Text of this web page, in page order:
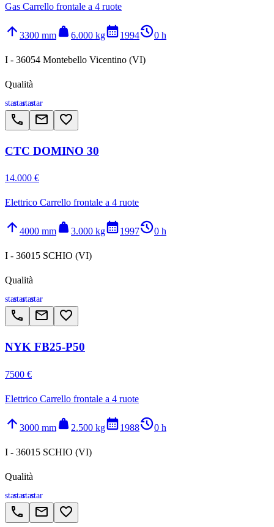
Gas Carrello frontale a 4 ruote
arrow_upward 3300 mm weight 6.000 kgcalendar_month1994history_20 h
I - 36054 Montebello Vicentino (VI)
Qualità
starstarstarstar
call email favorite_border
CTC DOMINO 30
14.000 €
Elettrico Carrello frontale a 4 ruote
arrow_upward 4000 mm weight 3.000 kgcalendar_month1997history_20 h
I - 36015 SCHIO (VI)
Qualità
starstarstarstar
call email favorite_border
NYK FB25-P50
7500 €
Elettrico Carrello frontale a 4 ruote
arrow_upward 3000 mm weight 2.500 kgcalendar_month1988history_20 h
I - 36015 SCHIO (VI)
Qualità
starstarstarstar
call email favorite_border